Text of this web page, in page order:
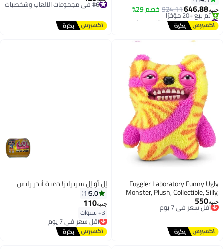
مليئة بالمرح 👶🍼
جنيه646.88
924.11خصم 29%
#1 في مجموعات الألعاب وشخصيات
توصيل مجاني
تم بيع +20 مؤخرًا
Man, Spider-Man, Hulk & Thanos |
Model Dolls | Best Birthday Gift for
Boys & Kids 3+
توصيل مجاني
Fuggler Laboratory Funny Ugly
Monster, Plush, Collectible, Silly,
Toy (Old Tooth) Star Toys 2026
جنيه550
أقل سعر في 7 يوم
توصيل مجاني
إل أو إل سربرايز! دمية أندر رابس
5.0
1
جنيه110
3+ سنوات أقل سعر في 7 يوم
توصيل مجاني
أقل سعر في 7 يوم